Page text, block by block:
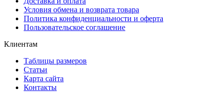
Условия обмена и возврата товара
Политика конфиденциальности и оферта
Пользовательское соглашение
Клиентам
Таблицы размеров
Статьи
Карта сайта
Контакты